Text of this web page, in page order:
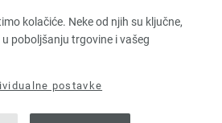
kolačiće. Neke od njih su ključne,
poboljšanju trgovine i vašeg
postavke
Vaučer
narudžbe 45,- €. Za prvu prijavu. Po